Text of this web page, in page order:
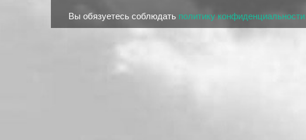
Вы обязуетесь соблюдать политику конфиденциальности